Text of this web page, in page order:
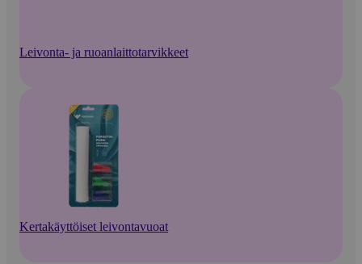
Leivonta- ja ruoanlaittotarvikkeet
Kertakäyttöiset leivontavuoat